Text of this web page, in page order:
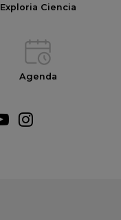
Exploria Ciencia
Agenda